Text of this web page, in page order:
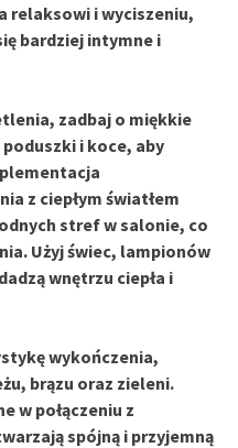
relaksowi i wyciszeniu,
bardziej intymne i
zadbaj o miękkie
i koce, aby
z ciepłym światłem
stref w salonie, co
Użyj świec, lampionów
wnętrzu ciepła i
wykończenia,
brązu oraz zieleni.
w połączeniu z
spójną i przyjemną